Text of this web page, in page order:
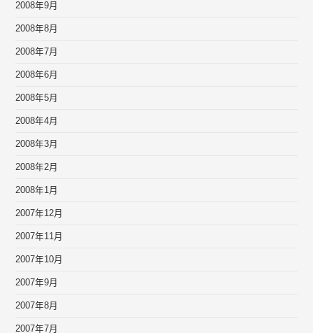
2008年9月
2008年8月
2008年7月
2008年6月
2008年5月
2008年4月
2008年3月
2008年2月
2008年1月
2007年12月
2007年11月
2007年10月
2007年9月
2007年8月
2007年7月